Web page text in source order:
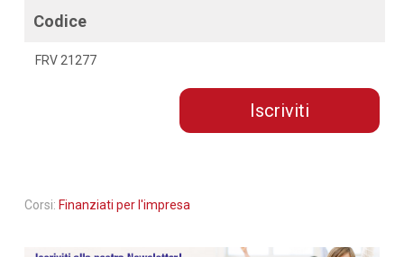
Codice
FRV 21277
Iscriviti
Corsi: Finanziati per l'impresa